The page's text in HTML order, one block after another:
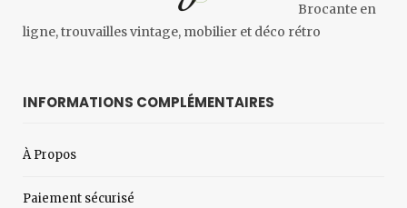
Brocante en
ligne, trouvailles vintage, mobilier et déco rétro
INFORMATIONS COMPLÉMENTAIRES
À Propos
Paiement sécurisé